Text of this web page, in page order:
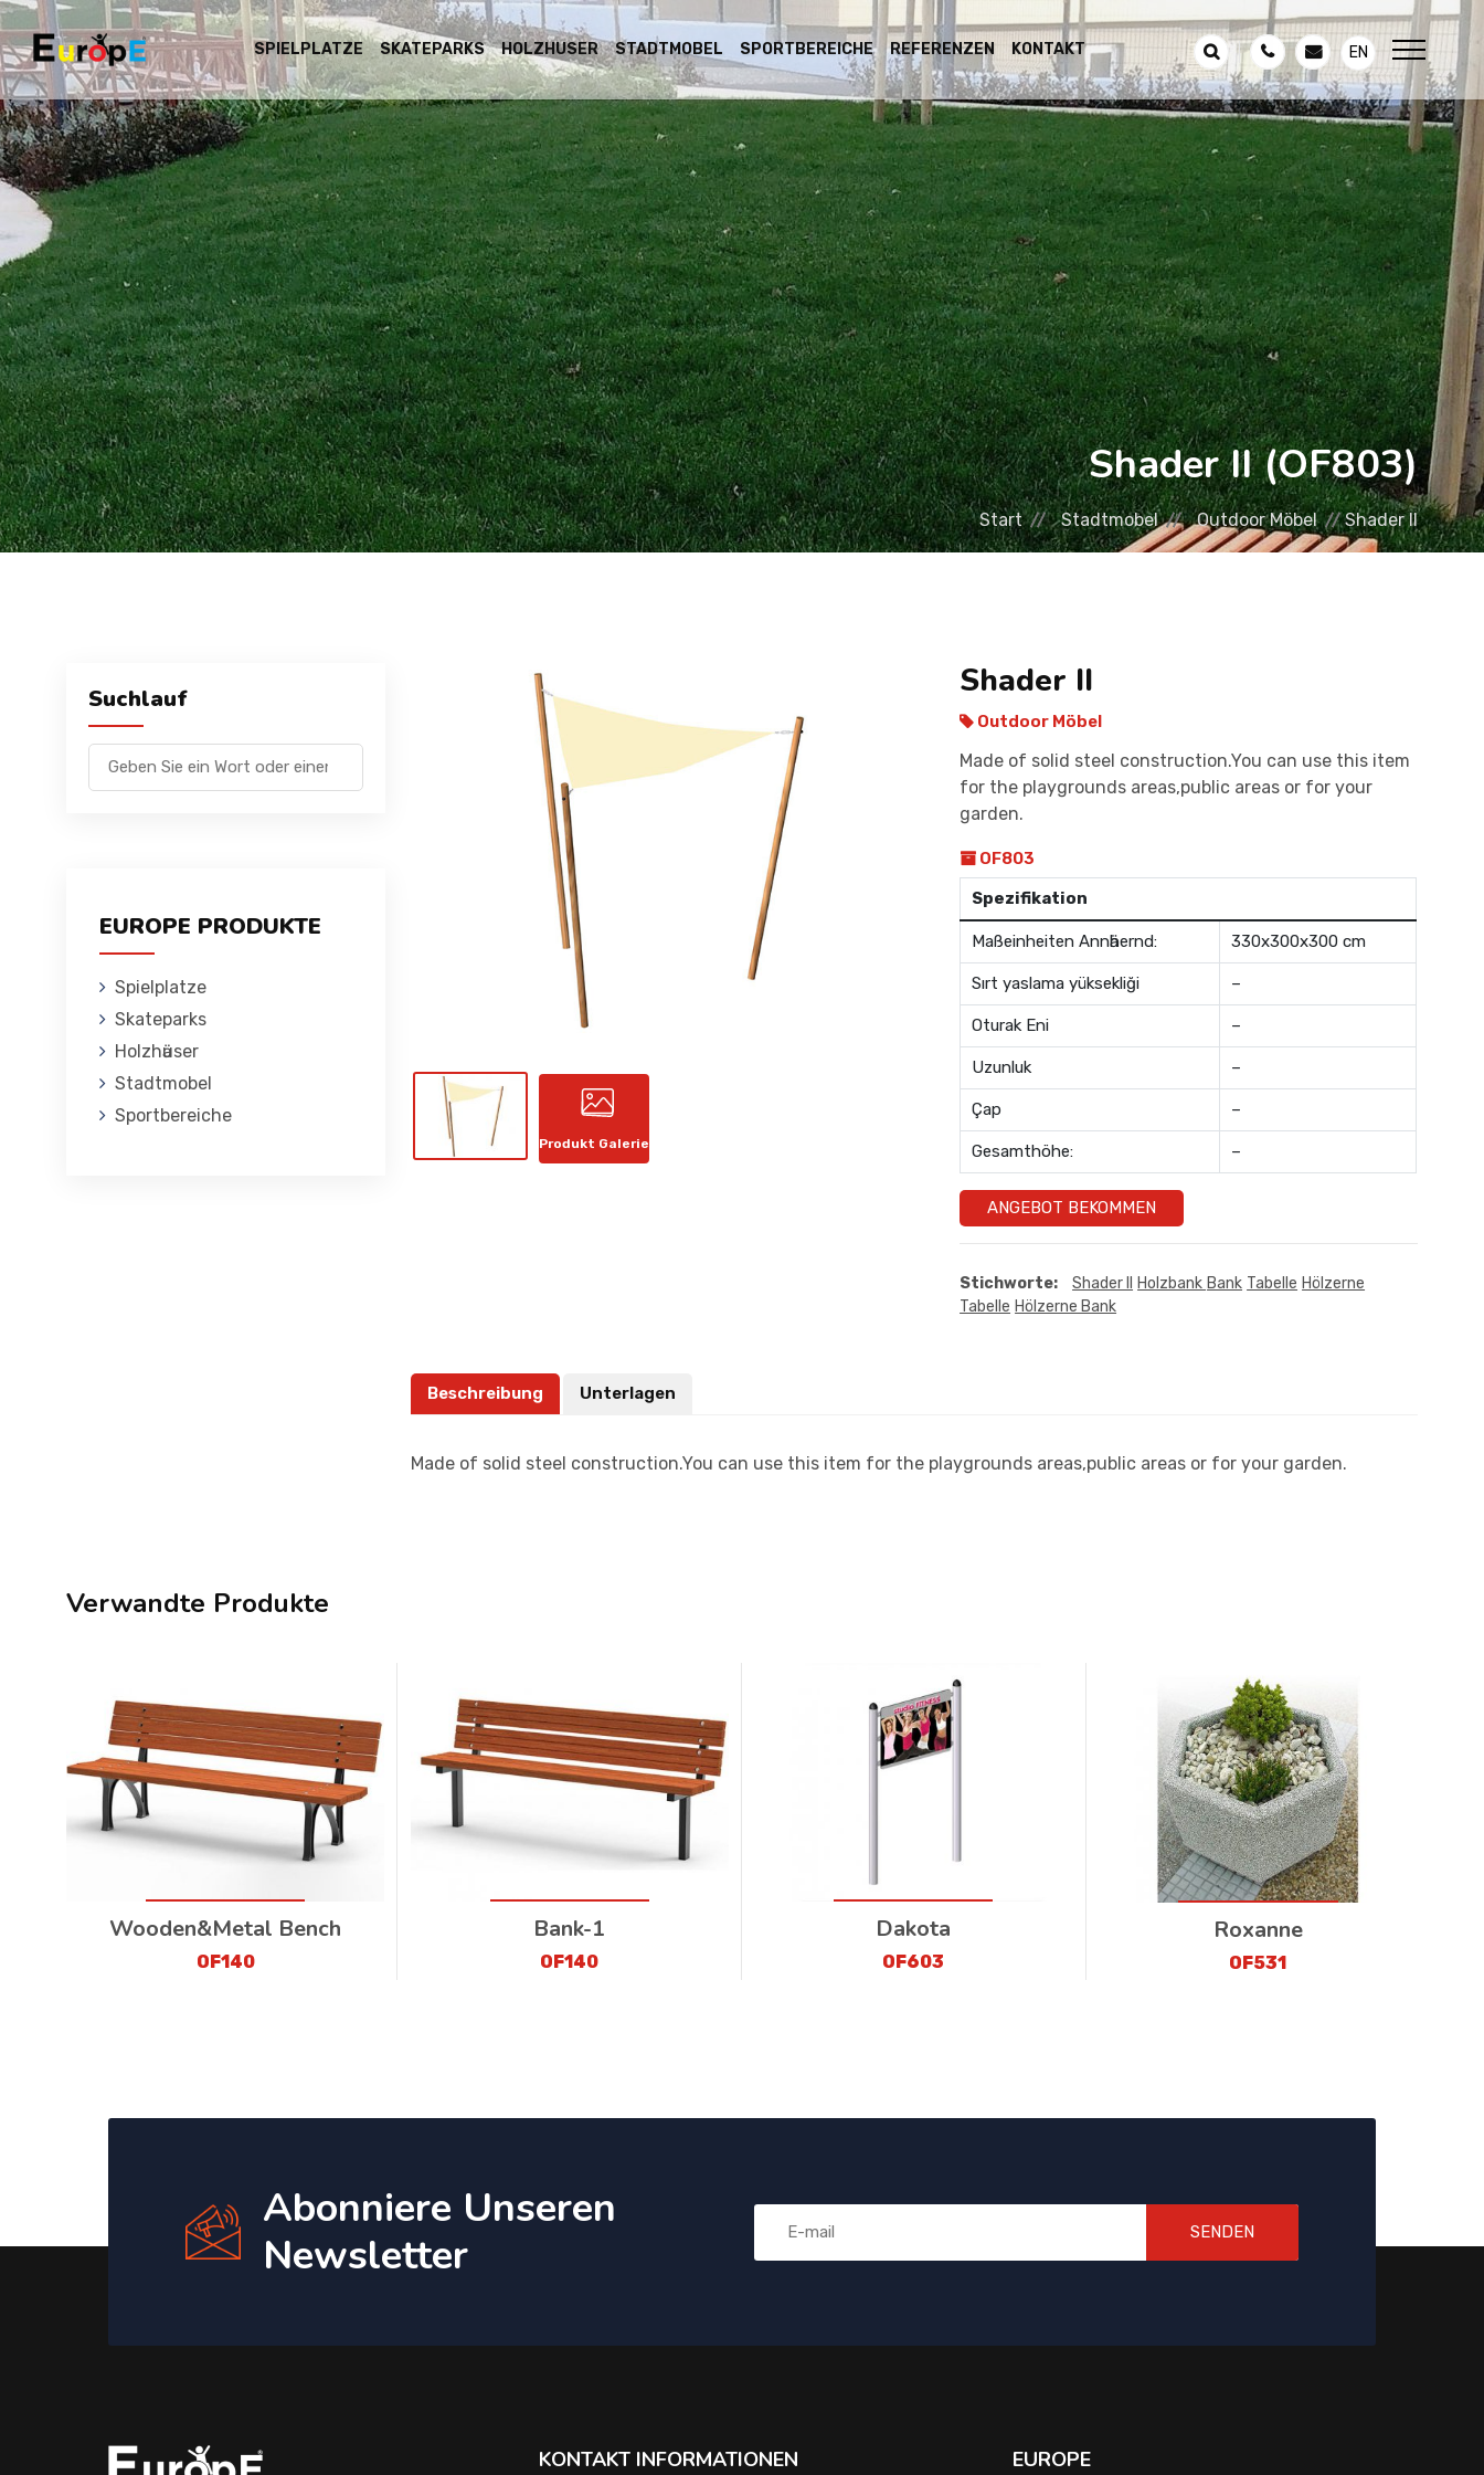
SPIELPLATZE SKATEPARKS HOLZHӒUSER STADTMOBEL SPORTBEREICHE REFERENZEN KONTAKT EN
Shader II (OF803)
Start Stadtmobel Outdoor Möbel Shader II
Suchlauf
EUROPE PRODUKTE
Spielplatze
Skateparks
Holzhӓuser
Stadtmobel
Sportbereiche
Produkt Galerie
Shader II
Outdoor Möbel
Made of solid steel construction.You can use this item
for the playgrounds areas,public areas or for your
garden.
OF803
Spezifikation
Maßeinheiten Annӓhernd: 330x300x300 cm
Sırt yaslama yüksekliği –
Oturak Eni –
Uzunluk –
Çap –
Gesamthöhe: –
ANGEBOT BEKOMMEN
Stichworte: Shader II Holzbank Bank Tabelle Hölzerne
Tabelle Hölzerne Bank
Beschreibung Unterlagen
Made of solid steel construction.You can use this item for the playgrounds areas,public areas or for your garden.
Verwandte Produkte
Wooden&Metal Bench
OF140
Bank-1
OF140
Dakota
OF603
Roxanne
OF531
Abonniere Unseren
Newsletter
SENDEN
KONTAKT INFORMATIONEN EUROPE